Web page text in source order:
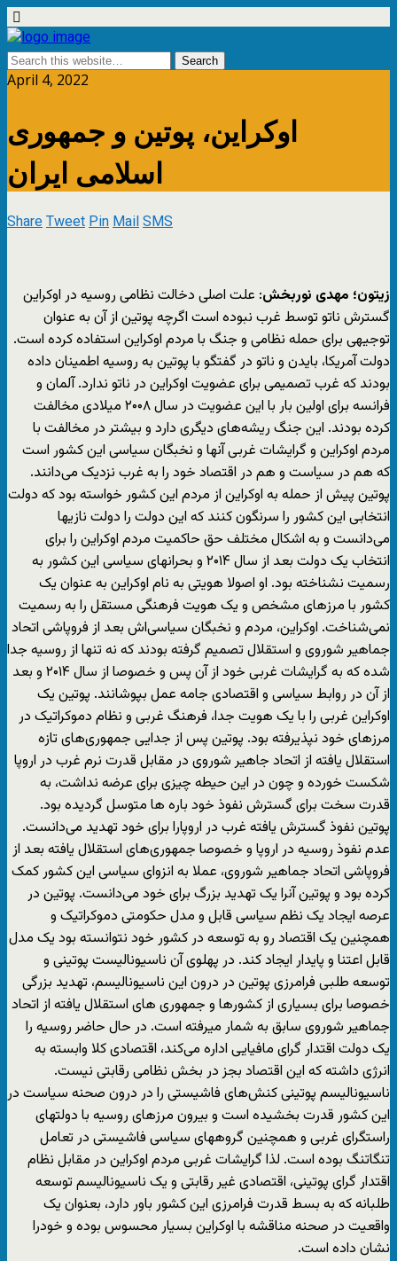
April 4, 2022
اوکراین، پوتین و جمهوری
اسلامی ایران
ShareTweetPinMailSMS
زیتون؛ مهدی نوربخش: علت اصلی دخالت نظامی روسیه در اوکراین
گسترش ناتو توسط غرب نبوده است اگرچه پوتین از آن به عنوان
توجیهی برای حمله نظامی و جنگ با مردم اوکراین استفاده کرده است.
دولت آمریکا، بایدن و ناتو در گفتگو با پوتین به روسیه اطمینان داده
بودند که غرب تصمیمی برای عضویت اوکراین در ناتو ندارد. آلمان و
فرانسه برای اولین بار با این عضویت در سال ۲۰۰۸ میلادی مخالفت
کرده بودند. این جنگ ریشه‌های دیگری دارد و بیشتر در مخالفت با
مردم اوکراین و گرایشات غربی آنها و نخبگان سیاسی این کشور است
که هم در سیاست و هم در اقتصاد خود را به غرب نزدیک می‌دانند.
پوتین پیش از حمله به اوکراین از مردم این کشور خواسته بود که دولت
انتخابی این کشور را سرنگون کنند که این دولت را دولت نازیها
می‌دانست و به اشکال مختلف حق حاکمیت مردم اوکراین را برای
انتخاب یک دولت بعد از سال ۲۰۱۴ و بحرانهای سیاسی این کشور به
رسمیت نشناخته بود. او اصولا هویتی به نام اوکراین به عنوان یک
کشور با مرزهای مشخص و یک هویت فرهنگی مستقل را به رسمیت
نمی‌شناخت. اوکراین، مردم و نخبگان سیاسی‌اش بعد از فروپاشی اتحاد
جماهیر شوروی و استقلال تصمیم گرفته بودند که نه تنها از روسیه جدا
شده که به گرایشات غربی خود از آن پس و خصوصا از سال ۲۰۱۴ و بعد
از آن در روابط سیاسی و اقتصادی جامه عمل بپوشانند. پوتین یک
اوکراین غربی را با یک هویت جدا، فرهنگ غربی و نظام دموکراتیک در
مرزهای خود نپذیرفته بود. پوتین پس از جدایی جمهوری‌های تازه
استقلال یافته از اتحاد جاهیر شوروی در مقابل قدرت نرم غرب در اروپا
شکست خورده و چون در این حیطه چیزی برای عرضه نداشت، به
قدرت سخت برای گسترش نفوذ خود باره ها متوسل گردیده بود.
پوتین نفوذ گسترش یافته غرب در اروپارا برای خود تهدید می‌دانست.
عدم نفوذ روسیه در اروپا و خصوصا جمهوری‌های استقلال یافته بعد از
فروپاشی اتحاد جماهیر شوروی، عملا به انزوای سیاسی این کشور کمک
کرده بود و پوتین آنرا یک تهدید بزرگ برای خود می‌دانست. پوتین در
عرصه ایجاد یک نظم سیاسی قابل و مدل حکومتی دموکراتیک و
همچنین یک اقتصاد رو به توسعه در کشور خود نتوانسته بود یک مدل
قابل اعتنا و پایدار ایجاد کند. در پهلوی آن ناسیونالیست پوتینی و
توسعه طلبی فرامرزی پوتین در درون این ناسیونالیسم، تهدید بزرگی
خصوصا برای بسیاری از کشورها و جمهوری های استقلال یافته از اتحاد
جماهیر شوروی سابق به شمار میرفته است. در حال حاضر روسیه را
یک دولت اقتدار گرای مافیایی اداره می‌کند، اقتصادی کلا وابسته به
انرژی داشته که این اقتصاد بجز در بخش نظامی رقابتی نیست.
ناسیونالیسم پوتینی کنش‌های فاشیستی را در درون صحنه سیاست در
این کشور قدرت بخشیده است و بیرون مرزهای روسیه با دولتهای
راستگرای غربی و همچنین گروههای سیاسی فاشیستی در تعامل
تنگاتنگ بوده است. لذا گرایشات غربی مردم اوکراین در مقابل نظام
اقتدار گرای پوتینی، اقتصادی غیر رقابتی و یک ناسیونالیسم توسعه
طلبانه که به بسط قدرت فرامرزی این کشور باور دارد، بعنوان یک
واقعیت در صحنه مناقشه با اوکراین بسیار محسوس بوده و خودرا
نشان داده است.